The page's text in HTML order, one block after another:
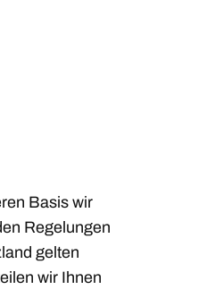
Basis wir
Regelungen
gelten
wir Ihnen